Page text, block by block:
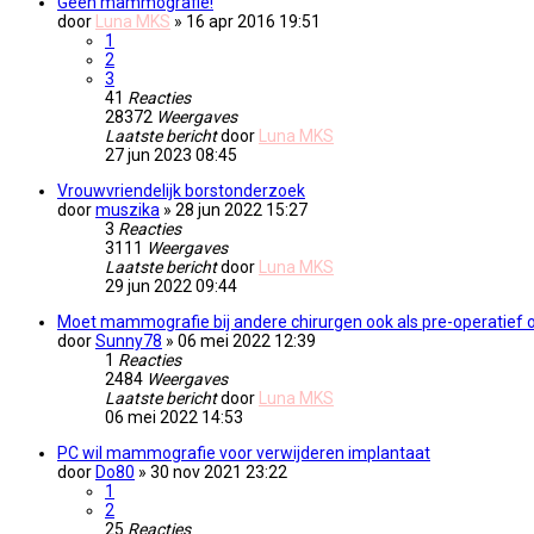
door
Luna MKS » 16 apr 2016 19:51
1
2
3
41 Reacties
28372 Weergaves
Laatste berichtdoor
Luna MKS
27 jun 2023 08:45
Vrouwvriendelijk borstonderzoek
doormuszika » 28 jun 2022 15:27
3 Reacties
3111 Weergaves
Laatste berichtdoor
Luna MKS
29 jun 2022 09:44
Moet mammografie bij andere chirurgen ook als pre-operatief
doorSunny78 » 06 mei 2022 12:39
1 Reacties
2484 Weergaves
Laatste berichtdoor
Luna MKS
06 mei 2022 14:53
PC wil mammografie voor verwijderen implantaat
door Do80 » 30 nov 2021 23:22
1
2
25 Reacties